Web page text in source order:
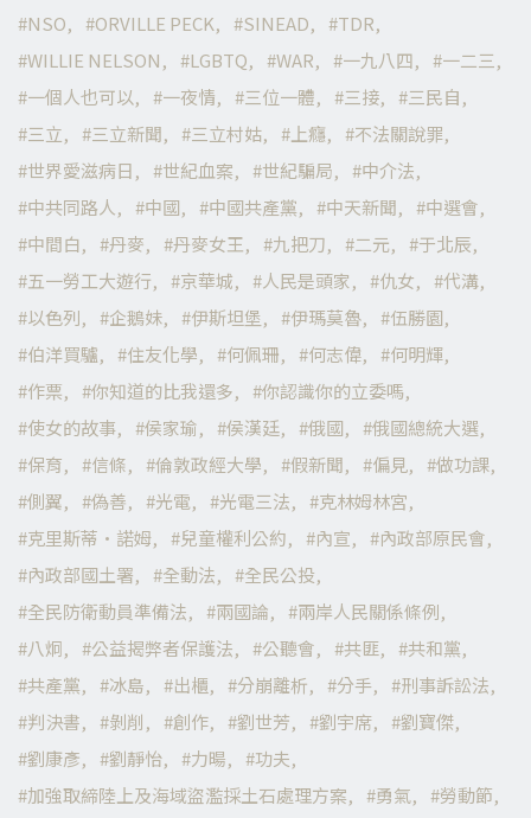
NSO
ORVILLE PECK SINEAD
TDR
WILLIE NELSON
LGBTQ WAR 一九八四
一二三
一個人也可以
一夜情 三位一體 三接
三民自
三立
三立新聞 三立村姑 上癮
不法關說罪
世界愛滋病日
世紀血案 世紀騙局
中介法
中共同路人
中國 中國共產黨 中天新聞
中選會
中間白
丹麥 丹麥女王 九把刀 二元
于北辰
五一勞工大遊行
京華城 人民是頭家 仇女
代溝
以色列
企鵝妹 伊斯坦堡 伊瑪莫魯
伍勝園
伯洋買驢
住友化學 何佩珊 何志偉
何明輝
作票
你知道的比我還多
你認識你的立委嗎
使女的故事
侯家瑜 侯漢廷 俄國
俄國總統大選
保育
信條 倫敦政經大學 假新聞 偏見
做功課
側翼
偽善 光電 光電三法
克林姆林宮
克里斯蒂·諾姆
兒童權利公約 內宣
內政部原民會
內政部國土署
全動法
全民公投
全民防衛動員準備法
兩國論
兩岸人民關係條例
八炯
公益揭弊者保護法 公聽會 共匪
共和黨
共產黨
冰島 出櫃 分崩離析 分手
刑事訴訟法
判決書
剝削 創作 劉世芳 劉宇席
劉寶傑
劉康彥
劉靜怡 力暘
功夫
加強取締陸上及海域盜濫採土石處理方案
勇氣
勞動節